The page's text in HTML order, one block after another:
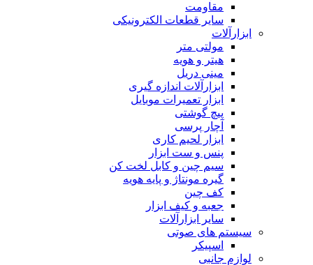
مقاومت
سایر قطعات الکترونیکی
ابزارآلات
مولتی متر
هیتر و هویه
مینی دریل
ابزارآلات اندازه گیری
ابزار تعمیرات موبایل
پیچ گوشتی
آچار پرسی
ابزار لحیم کاری
پنس و ست ابزار
سیم چین و کابل لخت کن
گیره مونتاژ و پایه هویه
کف چین
جعبه و کیف ابزار
سایر ابزارآلات
سیستم های صوتی
اسپیکر
لوازم جانبی